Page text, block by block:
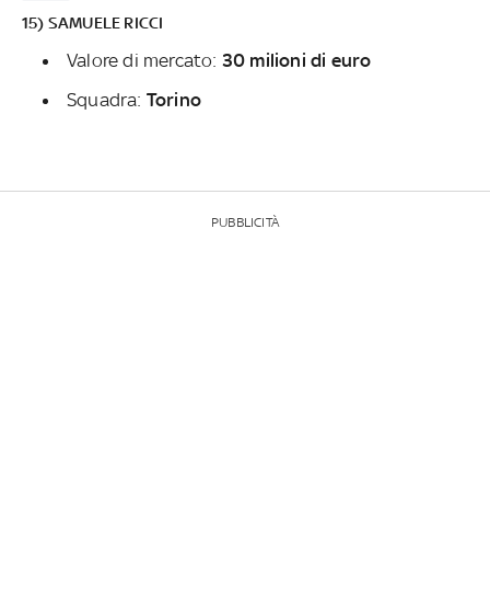
15) SAMUELE RICCI
Valore di mercato: 30 milioni di euro
Squadra: Torino
PUBBLICITÀ